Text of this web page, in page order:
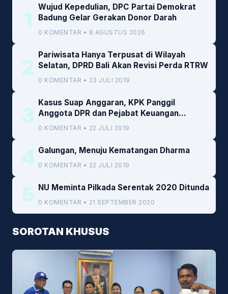
1
Wujud Kepedulian, DPC Partai Demokrat
Badung Gelar Gerakan Donor Darah
0 KOMENTAR • 8 AGUSTUS 2026
2
Pariwisata Hanya Terpusat di Wilayah
Selatan, DPRD Bali Akan Revisi Perda RTRW
0 KOMENTAR • 23 JULI 2019
3
Kasus Suap Anggaran, KPK Panggil
Anggota DPR dan Pejabat Keuangan
Kemenkeu
0 KOMENTAR • 22 JULI 2019
4 Galungan, Menuju Kematangan Dharma
0 KOMENTAR • 22 JULI 2019
5 NU Meminta Pilkada Serentak 2020 Ditunda
0 KOMENTAR • 21 SEPTEMBER 2020
SOROTAN KHUSUS